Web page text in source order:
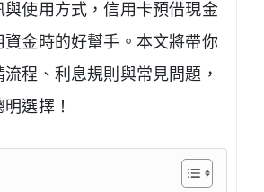
與使用方式，信用卡預借現金
資金時的好幫手。本文將帶你
程、利息規則與常見問題，
選擇！